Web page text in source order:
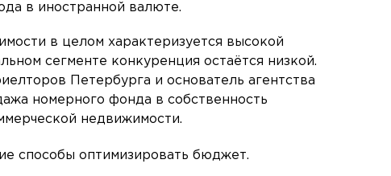
в иностранной валюте.
в целом характеризуется высокой
сегменте конкуренция остаётся низкой.
Петербурга и основатель агентства
номерного фонда в собственность
недвижимости.
способы оптимизировать бюджет.